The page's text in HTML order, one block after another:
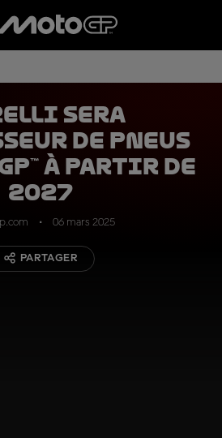
sera
de pneus
à partir de
2027
06 mars 2025
PARTAGER